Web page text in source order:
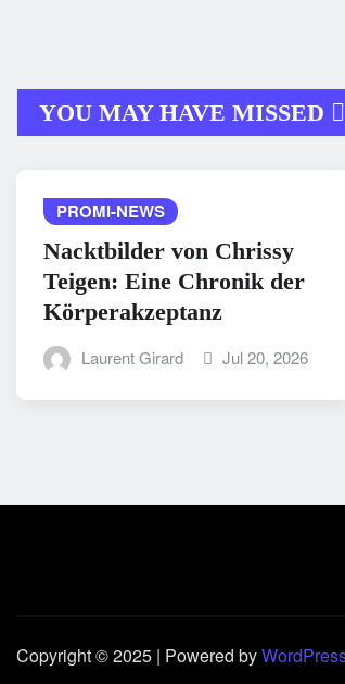
YOU MAY HAVE MISSED
PROMI-NEWS
Nacktbilder von Chrissy
Teigen: Eine Chronik der
Körperakzeptanz
Laurent Girard Jul 20, 2026
Copyright © 2025 | Powered by